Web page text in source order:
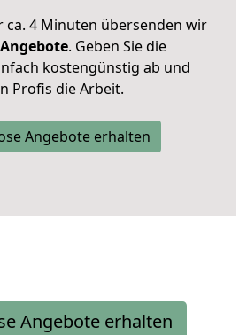
ca. 4 Minuten übersenden wir
. Geben Sie die
kostengünstig ab und
Profis die Arbeit.
Angebote erhalten
Angebote erhalten